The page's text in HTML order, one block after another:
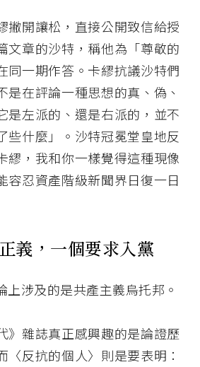
撇開讓松，直接公開致信給授
文章的沙特，稱他為「尊敬的
同一期作答。卡繆抗議沙特們
是在評論一種思想的真、偽、
是左派的、還是右派的，並不
些什麼」。沙特冠冕堂皇地反
繆，我和你一樣覺得這種現像
容忍資產階級新聞界日復一日
義，一個要求入黨
上涉及的是共產主義烏托邦。
》雜誌真正感興趣的是論證歷
〈反抗的個人〉則是要表明：